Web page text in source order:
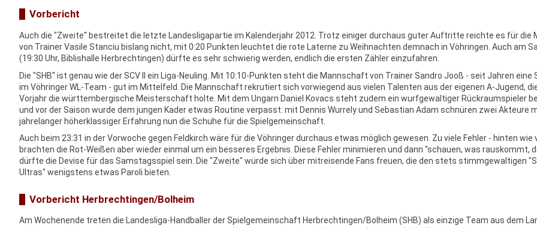
Vorbericht
Auch die "Zweite" bestreitet die letzte Landesligapartie im Kalenderjahr 2012. Trotz einiger durchaus guter Auftritte reichte es für die
von Trainer Vasile Stanciu bislang nicht, mit 0:20 Punkten leuchtet die rote Laterne zu Weihnachten demnach in Vöhringen. Auch am
(19:30 Uhr, Biblishalle Herbrechtingen) dürfte es sehr schwierig werden, endlich die ersten Zähler einzufahren.
Die "SHB" ist genau wie der SCV II ein Liga-Neuling. Mit 10:10-Punkten steht die Mannschaft von Trainer Sandro Jooß - seit Jahren eine
im Vöhringer WL-Team - gut im Mittelfeld. Die Mannschaft rekrutiert sich vorwiegend aus vielen Talenten aus der eigenen A-Jugend,
Vorjahr die württembergische Meisterschaft holte. Mit dem Ungarn Daniel Kovacs steht zudem ein wurfgewaltiger Rückraumspieler
und vor der Saison wurde dem jungen Kader etwas Routine verpasst: mit Dennis Wurrely und Sebastian Adam schnüren zwei Akteure
jahrelanger höherklassiger Erfahrung nun die Schuhe für die Spielgemeinschaft.
Auch beim 23:31 in der Vorwoche gegen Feldkirch wäre für die Vöhringer durchaus etwas möglich gewesen. Zu viele Fehler - hinten wie
brachten die Rot-Weißen aber wieder einmal um ein besseres Ergebnis. Diese Fehler minimieren und dann "schauen, was rauskommt,
dürfte die Devise für das Samstagsspiel sein. Die "Zweite" würde sich über mitreisende Fans freuen, die den stets stimmgewaltigen
Ultras" wenigstens etwas Paroli bieten.
Vorbericht Herbrechtingen/Bolheim
Am Wochenende treten die Landesliga-Handballer der Spielgemeinschaft Herbrechtingen/Bolheim (SHB) als einzige Team aus dem